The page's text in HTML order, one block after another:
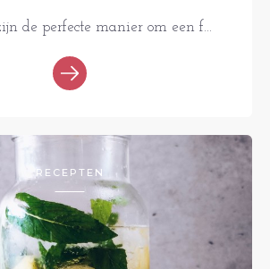
de perfecte manier om een f...
RECEPTEN